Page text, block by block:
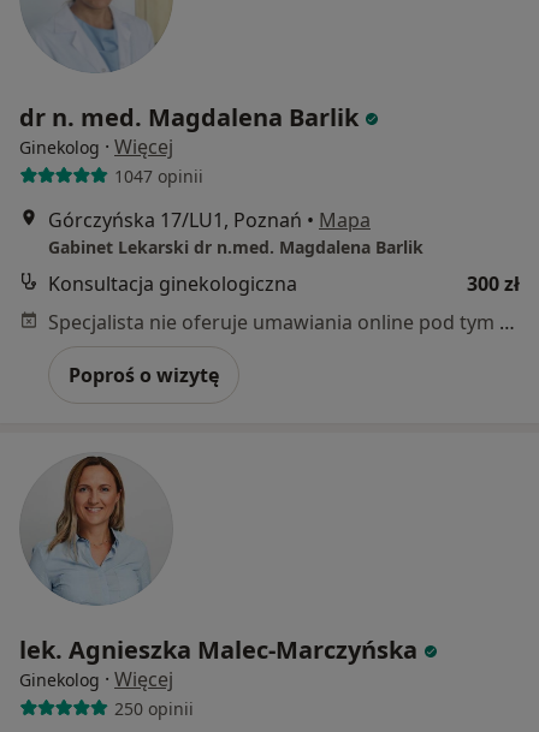
dr n. med. Magdalena Barlik
Ginekolog · Więcej
1047 opinii
Górczyńska 17/LU1, Poznań • Mapa
Gabinet Lekarski dr n.med. Magdalena Barlik
Konsultacja ginekologiczna
300 zł
Specjalista nie oferuje umawiania online pod tym adresem.
Poproś o wizytę
lek. Agnieszka Malec-Marczyńska
Ginekolog · Więcej
250 opinii